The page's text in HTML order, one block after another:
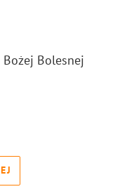
Bolesnej